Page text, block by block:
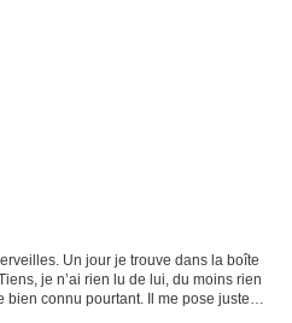
Un jour je trouve dans la boîte
je n’ai rien lu de lui, du moins rien
bien connu pourtant. Il me pose juste